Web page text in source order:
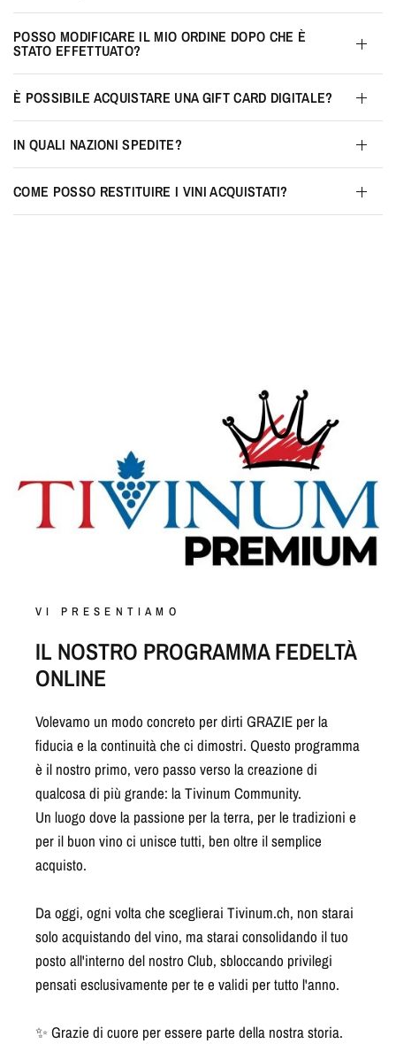
POSSO MODIFICARE IL MIO ORDINE DOPO CHE È
STATO EFFETTUATO?
È POSSIBILE ACQUISTARE UNA GIFT CARD DIGITALE?
IN QUALI NAZIONI SPEDITE?
COME POSSO RESTITUIRE I VINI ACQUISTATI?
VI PRESENTIAMO
IL NOSTRO PROGRAMMA FEDELTÀ
ONLINE
Volevamo un modo concreto per dirti GRAZIE per la
fiducia e la continuità che ci dimostri. Questo programma
è il nostro primo, vero passo verso la creazione di
qualcosa di più grande: la Tivinum Community.
Un luogo dove la passione per la terra, per le tradizioni e
per il buon vino ci unisce tutti, ben oltre il semplice
acquisto.
Da oggi, ogni volta che sceglierai Tivinum.ch, non starai
solo acquistando del vino, ma starai consolidando il tuo
posto all'interno del nostro Club, sbloccando privilegi
pensati esclusivamente per te e validi per tutto l'anno.
✨ Grazie di cuore per essere parte della nostra storia.